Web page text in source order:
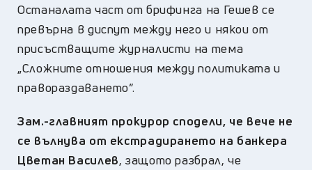
Останалата част от брифинга на Гешев се
превърна в диспут между него и някои от
присъстващите журналисти на тема
„Сложните отношения между политиката и
правораздаването”.
Зам.-главният прокурор сподели, че вече не
се вълнува от екстрадирането на банкера
Цветан Василев, защото разбрал, че